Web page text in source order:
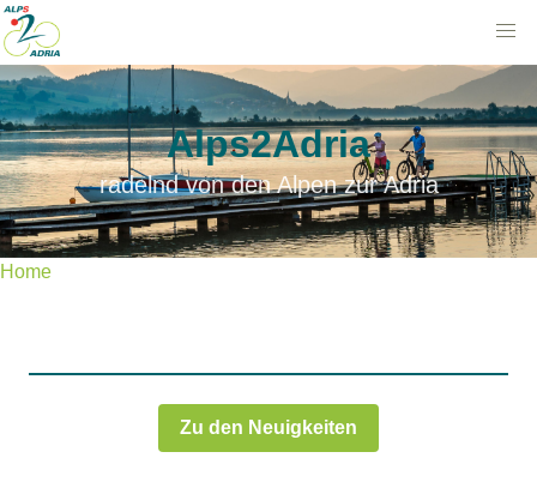
Alps2Adria
radelnd von den Alpen zur Adria
Home
Zu den Neuigkeiten